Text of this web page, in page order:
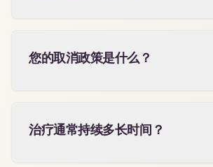
您的取消政策是什么？
治疗通常持续多长时间？